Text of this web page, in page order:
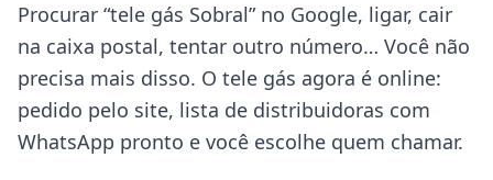
Procurar “tele gás Sobral” no Google, ligar, cair
na caixa postal, tentar outro número… Você não
precisa mais disso. O tele gás agora é online:
pedido pelo site, lista de distribuidoras com
WhatsApp pronto e você escolhe quem chamar.